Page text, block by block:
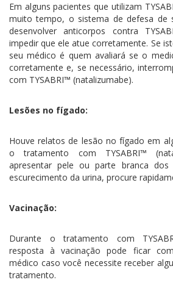
Em alguns pacientes que utilizam
muito tempo, o sistema de defesa de
desenvolver anticorpos contra
impedir que ele atue corretamente. Se
seu médico é quem avaliará se o
corretamente e, se necessário,
com TYSABRI™ (natalizumabe).
Lesões no fígado:
Houve relatos de lesão no fígado em
o tratamento com TYSABRI™
apresentar pele ou parte branca dos
escurecimento da urina, procure
Vacinação:
Durante o tratamento com
resposta à vacinação pode ficar
médico caso você necessite receber
tratamento.